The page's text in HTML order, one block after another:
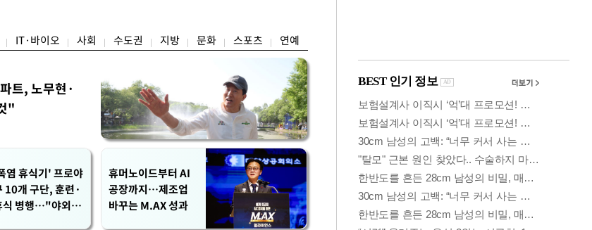
IT·바이오 사회 수도권 지방 문화 스포츠 연예
트, 노무현·
"
염 휴식기' 프로야
10개 구단, 훈련·
식 병행…"야외 훈
휴머노이드부터 AI
공장까지…제조업
바꾸는 M.AX 성과